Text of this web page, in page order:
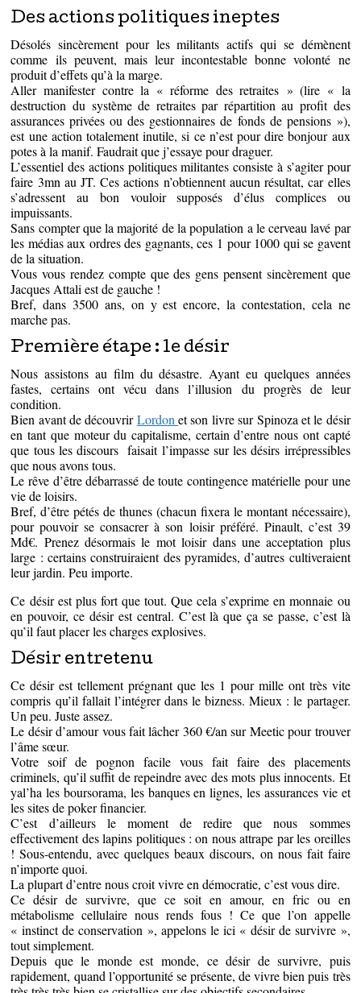
Des actions politiques ineptes
Désolés sincèrement pour les militants actifs qui se démènent
comme ils peuvent, mais leur incontestable bonne volonté ne
produit d’effets qu’à la marge.
Aller manifester contre la « réforme des retraites » (lire « la
destruction du système de retraites par répartition au profit des
assurances privées ou des gestionnaires de fonds de pensions »),
est une action totalement inutile, si ce n’est pour dire bonjour aux
potes à la manif. Faudrait que j’essaye pour draguer.
L’essentiel des actions politiques militantes consiste à s’agiter pour
faire 3mn au JT. Ces actions n’obtiennent aucun résultat, car elles
s’adressent au bon vouloir supposés d’élus complices ou
impuissants.
Sans compter que la majorité de la population a le cerveau lavé par
les médias aux ordres des gagnants, ces 1 pour 1000 qui se gavent
de la situation.
Vous vous rendez compte que des gens pensent sincèrement que
Jacques Attali est de gauche !
Bref, dans 3500 ans, on y est encore, la contestation, cela ne
marche pas.
Première étape : le désir
Nous assistons au film du désastre. Ayant eu quelques années
fastes, certains ont vécu dans l’illusion du progrès de leur
condition.
Bien avant de découvrirLordonet son livre sur Spinoza et le désir
en tant que moteur du capitalisme, certain d’entre nous ont capté
que tous les discours faisait l’impasse sur les désirs irrépressibles
que nous avons tous.
Le rêve d’être débarrassé de toute contingence matérielle pour une
vie de loisirs.
Bref, d’être pétés de thunes (chacun fixera le montant nécessaire),
pour pouvoir se consacrer à son loisir préféré. Pinault, c’est 39
Md€. Prenez désormais le mot loisir dans une acceptation plus
large : certains construiraient des pyramides, d’autres cultiveraient
leur jardin. Peu importe.
Ce désir est plus fort que tout. Que cela s’exprime en monnaie ou
en pouvoir, ce désir est central. C’est là que ça se passe, c’est là
qu’il faut placer les charges explosives.
Désir entretenu
Ce désir est tellement prégnant que les 1 pour mille ont très vite
compris qu’il fallait l’intégrer dans le bizness. Mieux : le partager.
Un peu. Juste assez.
Le désir d’amour vous fait lâcher 360 €/an sur Meetic pour trouver
l’âme sœur.
Votre soif de pognon facile vous fait faire des placements
criminels, qu’il suffit de repeindre avec des mots plus innocents. Et
yal’ha les boursorama, les banques en lignes, les assurances vie et
les sites de poker financier.
C’est d’ailleurs le moment de redire que nous sommes
effectivement des lapins politiques : on nous attrape par les oreilles
! Sous-entendu, avec quelques beaux discours, on nous fait faire
n’importe quoi.
La plupart d’entre nous croit vivre en démocratie, c’est vous dire.
Ce désir de survivre, que ce soit en amour, en fric ou en
métabolisme cellulaire nous rends fous ! Ce que l’on appelle
« instinct de conservation », appelons le ici « désir de survivre »,
tout simplement.
Depuis que le monde est monde, ce désir de survivre, puis
rapidement, quand l’opportunité se présente, de vivre bien puis très